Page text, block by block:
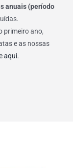
anuais (período
primeiro ano,
e as nossas
aqui.